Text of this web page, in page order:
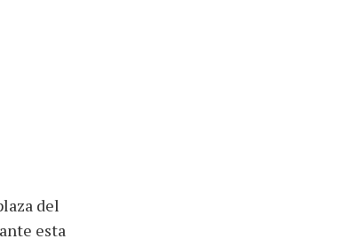
del
esta